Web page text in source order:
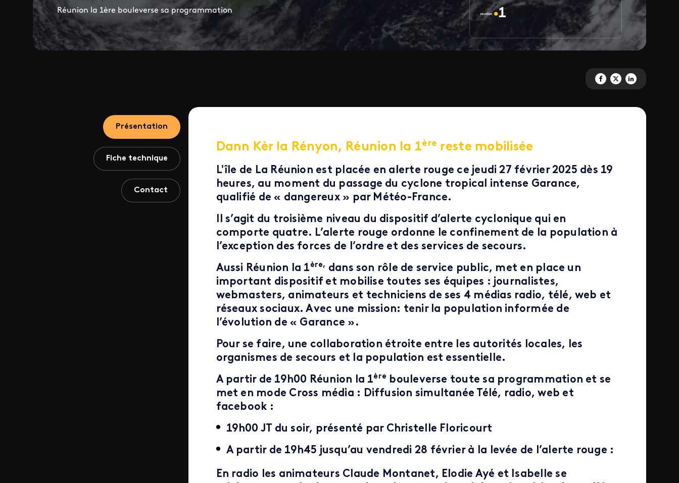
Réunion la 1ère bouleverse sa programmation
Partagez 'CYCLONE
Partagez 'CYCLONE
Partagez
Présentation
Fiche technique
Contact
Dann Kèr la Rényon, Réunion la 1ère reste mobilisée
L'île de La Réunion est placée en alerte rouge ce jeudi 27 février 2025 dès 19
heures, au moment du passage du cyclone tropical intense Garance,
qualifié de « dangereux » par Météo-France.
Il s’agit du troisième niveau du dispositif d’alerte cyclonique qui en
comporte quatre. L’alerte rouge ordonne le confinement de la population à
l’exception des forces de l’ordre et des services de secours.
Aussi Réunion la 1ère, dans son rôle de service public, met en place un
important dispositif et mobilise toutes ses équipes : journalistes,
webmasters, animateurs et techniciens de ses 4 médias radio, télé, web et
réseaux sociaux. Avec une mission: tenir la population informée de
l’évolution de « Garance ».
Pour se faire, une collaboration étroite entre les autorités locales, les
organismes de secours et la population est essentielle.
A partir de 19h00 Réunion la 1ère
bouleverse toute sa programmation et se
met en mode Cross média : Diffusion simultanée Télé, radio, web et
facebook :
19h00 JT du soir, présenté par Christelle Floricourt
A partir de 19h45 jusqu’au vendredi 28 février à la levée de l’alerte rouge :
En radio les animateurs Claude Montanet, Elodie Ayé et Isabelle se